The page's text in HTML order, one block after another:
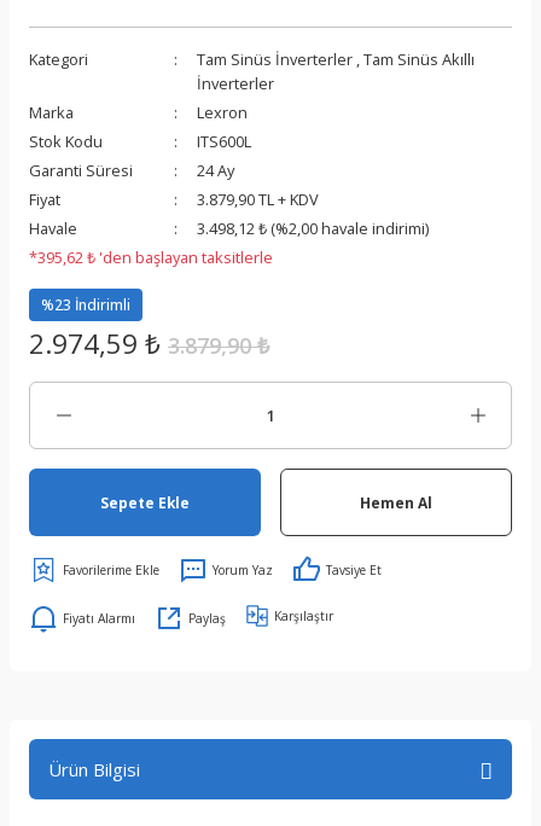
Kategori Tam Sinüs İnverterler ,Tam Sinüs Akıllı
İnverterler
Marka
Lexron
Stok Kodu
ITS600L
Garanti Süresi
24 Ay
Fiyat
3.879,90 TL + KDV
Havale
3.498,12 ₺ (%2,00 havale indirimi)
*395,62 ₺ 'den başlayan taksitlerle
%23 İndirimli
2.974,59 ₺ 3.879,90 ₺
Sepete Ekle Hemen Al
Yorum Yaz Tavsiye Et
Fiyatı Alarmı Paylaş Karşılaştır
Ürün Bilgisi